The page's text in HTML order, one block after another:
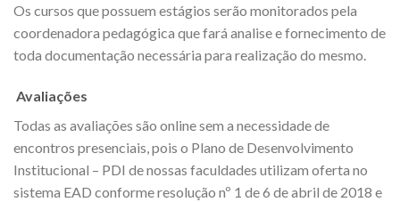
Os cursos que possuem estágios serão monitorados pela
coordenadora pedagógica que fará analise e fornecimento de
toda documentação necessária para realização do mesmo.
Avaliações
Todas as avaliações são online sem a necessidade de
encontros presenciais, pois o Plano de Desenvolvimento
Institucional – PDI de nossas faculdades utilizam oferta no
sistema EAD conforme resolução nº 1 de 6 de abril de 2018 e